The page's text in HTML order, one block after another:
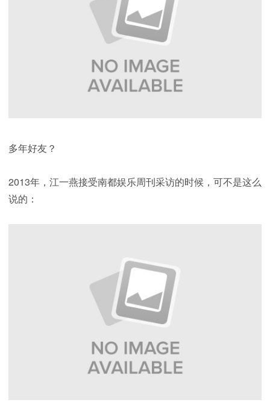
多年好友？
2013年，江一燕接受南都娱乐周刊采访的时候，可不是这么
说的：